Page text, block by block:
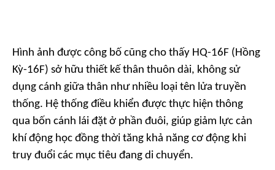
Hình ảnh được công bố cũng cho thấy HQ-16F (Hồng
Kỳ-16F) sở hữu thiết kế thân thuôn dài, không sử
dụng cánh giữa thân như nhiều loại tên lửa truyền
thống. Hệ thống điều khiển được thực hiện thông
qua bốn cánh lái đặt ở phần đuôi, giúp giảm lực cản
khí động học đồng thời tăng khả năng cơ động khi
truy đuổi các mục tiêu đang di chuyển.